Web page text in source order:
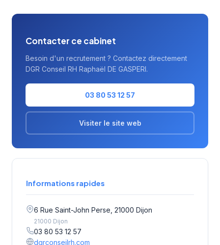
Contacter ce cabinet
Besoin d'un recrutement ? Contactez directement
DGR Conseil RH Raphaël DE GASPERI.
03 80 53 12 57
Visiter le site web
Informations rapides
6 Rue Saint-John Perse, 21000 Dijon
21000 Dijon
03 80 53 12 57
dgrconseilrh.com